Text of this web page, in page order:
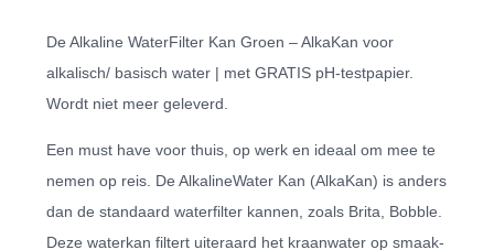
De Alkaline WaterFilter Kan Groen – AlkaKan voor
alkalisch/ basisch water | met GRATIS pH-testpapier.
Wordt niet meer geleverd.
Een must have voor thuis, op werk en ideaal om mee te
nemen op reis. De AlkalineWater Kan (AlkaKan) is anders
dan de standaard waterfilter kannen, zoals Brita, Bobble.
Deze waterkan filtert uiteraard het kraanwater op smaak-